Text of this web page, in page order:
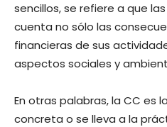
sencillos, se refiere a que
cuenta no sólo las
financieras de sus
aspectos sociales y
En otras palabras, la CC es
concreta o se lleva a la